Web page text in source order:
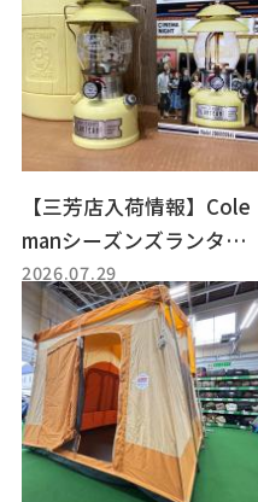
【三芳店入荷情報】Cole
manシーズンズランタン2
018レモネードカラーの
ガソリンランタンをご紹
介♪
2026.07.29